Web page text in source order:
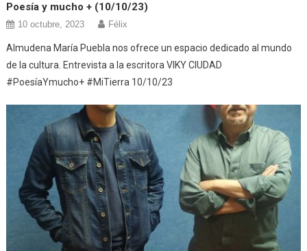
Poesía y mucho + (10/10/23)
10 octubre, 2023 Félix
Almudena María Puebla nos ofrece un espacio dedicado al mundo
de la cultura. Entrevista a la escritora VIKY CIUDAD
#PoesíaYmucho+ #MiTierra 10/10/23